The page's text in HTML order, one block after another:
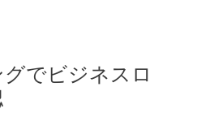
でビジネスロ